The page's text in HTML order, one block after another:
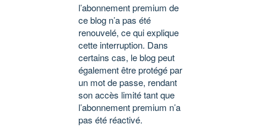
l’abonnement premium de
ce blog n’a pas été
renouvelé, ce qui explique
cette interruption. Dans
certains cas, le blog peut
également être protégé par
un mot de passe, rendant
son accès limité tant que
l’abonnement premium n’a
pas été réactivé.